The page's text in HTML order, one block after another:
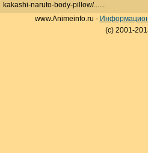
kakashi-naruto-body-pillow/......
www.Animeinfo.ru -
(c) 2001-